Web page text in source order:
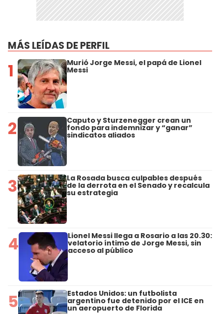
MÁS LEÍDAS DE PERFIL
1 Murió Jorge Messi, el papá de Lionel
Messi
2 Caputo y Sturzenegger crean un
fondo para indemnizar y “ganar”
sindicatos aliados
3 La Rosada busca culpables después
de la derrota en el Senado y recalcula
su estrategia
4 Lionel Messi llega a Rosario a las 20.30:
velatorio íntimo de Jorge Messi, sin
acceso al público
5 Estados Unidos: un futbolista
argentino fue detenido por el ICE en
un aeropuerto de Florida